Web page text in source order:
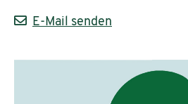
E-Mail senden